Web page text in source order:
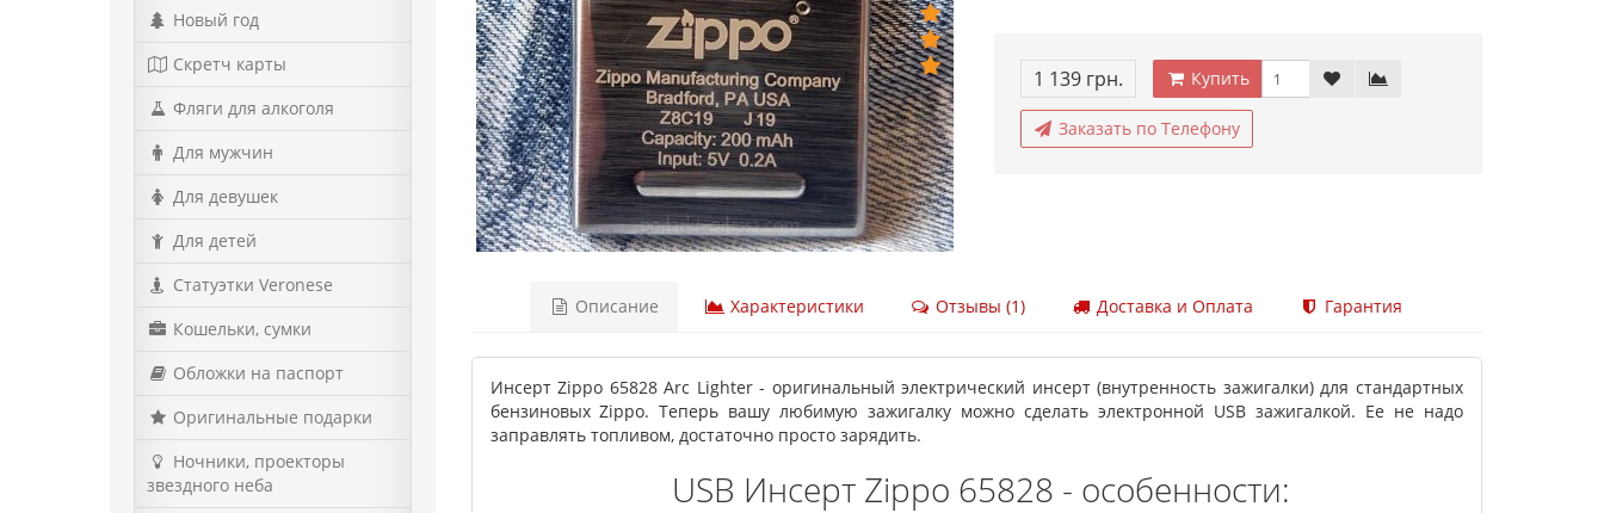
Новый год
Скретч карты
Фляги для алкоголя
Для мужчин
Для девушек
Для детей
Статуэтки Veronese
Кошельки, сумки
Обложки на паспорт
Оригинальные подарки
Ночники, проекторы
звездного неба
1 139 грн. Купить
Заказать по Телефону
Описание Характеристики Отзывы (1) Доставка и Оплата Гарантия
Инсерт Zippo 65828 Arc Lighter - оригинальный электрический инсерт (внутренность зажигалки) для стандартных
бензиновых Zippo. Теперь вашу любимую зажигалку можно сделать электронной USB зажигалкой. Ее не надо
заправлять топливом, достаточно просто зарядить.
USB Инсерт Zippo 65828 - особенности: